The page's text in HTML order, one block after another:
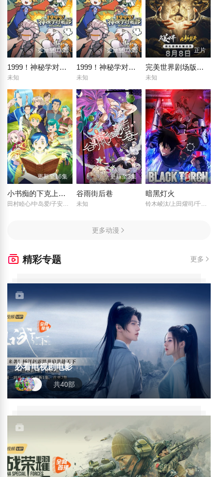
更新至03集
1999！神秘学对策部英配版
未知
更新至03集
1999！神秘学对策部中配版
未知
正片
​完美世界剧场版九劫焚天​
未知
更新至16集
小书痴的下克上：为了成为图书管理员不择手段！第四季
田村睦心/中岛爱/子安武人/生天目仁美/井口裕香/前野智昭/折笠富美子/小山刚志/日野聪/中博史/内田彩/速水奖/
更新至3集
谷雨街后巷
未知
更新至5集
暗黑灯火
铃木崚汰/上田燿司/千本木彩花/榎木淳弥/诹访部顺一/上田丽奈/森川智之/冈本信彦/辻亲八/甲斐田裕子/大塚芳忠/
更多动漫
精彩专题 更多
必看电视剧电影
共40部